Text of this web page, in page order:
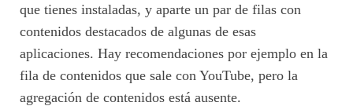
que tienes instaladas, y aparte un par de filas con
contenidos destacados de algunas de esas
aplicaciones. Hay recomendaciones por ejemplo en la
fila de contenidos que sale con YouTube, pero la
agregación de contenidos está ausente.